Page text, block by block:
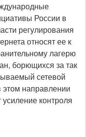
России в
регулирования
относят ее к
лагерю
борющихся за так
сетевой
этом направлении
усиление контроля